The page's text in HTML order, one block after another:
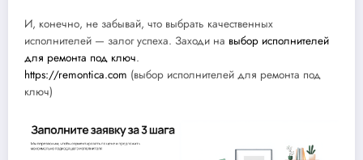
И, конечно, не забывай, что выбрать качественных
исполнителей — залог успеха. Заходи на выбор исполнителей
для ремонта под ключ.
https://remontica.com (выбор исполнителей для ремонта под
ключ)